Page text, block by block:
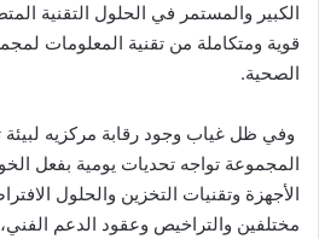
الكبير والمستمر في الحلول التقنية
قوية ومتكاملة من تقنية المعلومات
الصحية.
وفي ظل غياب وجود رقابة مركزيه لبيئة
المجموعة تواجه تحديات يومية بفعل
الأجهزة وتقنيات التخزين والحلول
مختلفين والتراخيص وعقود الدعم الفني،